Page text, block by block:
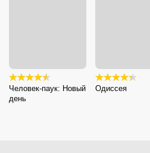
Человек-паук: Новый
день
Одиссея